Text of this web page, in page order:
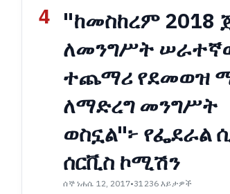
4 "ከመስከረም 2018
ለመንግሥት
ተጨማሪ የደመወዝ
ለማድረግ መንግሥት
ወስኗል"፦ የፌደራል
ሰርቪስ ኮሚሽን
ሰኞ ነሐሴ 12, 2017•31236 እይታዎች